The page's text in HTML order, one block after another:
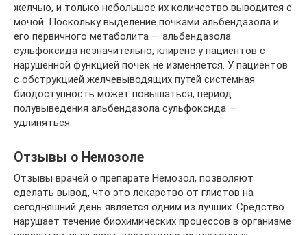
желчью, и только небольшое их количество выводится с
мочой. Поскольку выделение почками альбендазола и
его первичного метаболита — альбендазола
сульфоксида незначительно, клиренс у пациентов с
нарушенной функцией почек не изменяется. У пациентов
с обструкцией желчевыводящих путей системная
биодоступность может повышаться, период
полувыведения альбендазола сульфоксида —
удлиняться.
Отзывы о Немозоле
Отзывы врачей о препарате Немозол, позволяют
сделать вывод, что это лекарство от глистов на
сегодняшний день является одним из лучших. Средство
нарушает течение биохимических процессов в организме